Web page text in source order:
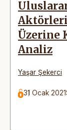
Üzerine
Analiz
Yaşar Şekerci
31 Ocak 2021